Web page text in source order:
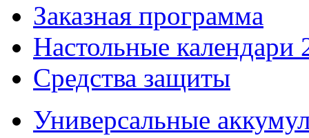
Заказная программа
Настольные календари
Средства защиты
Универсальные